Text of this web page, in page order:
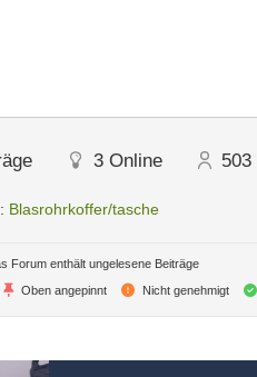
3 Online 503
Blasrohrkoffer/tasche
Forum enthält ungelesene Beiträge
Oben angepinnt Nicht genehmigt